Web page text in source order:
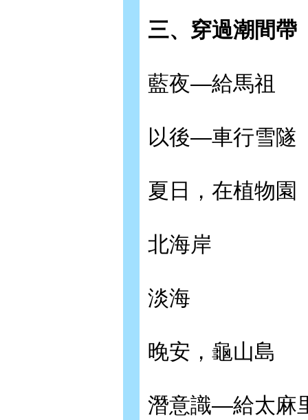
三、穿過潮間帶
藍夜—給馬祖
以後—車行雪隧
夏日，在植物園
北海岸
淡海
晚安，龜山島
潛意識—給太麻